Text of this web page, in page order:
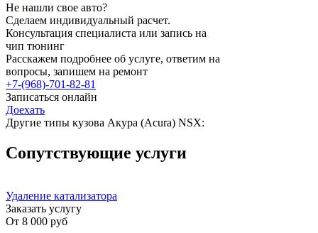
Не нашли свое авто?
Сделаем индивидуальный расчет.
Консультация специалиста или запись на
чип тюнинг
Расскажем подробнее об услуге, ответим на
вопросы, запишем на ремонт
+7-(968)-701-82-81
Записаться онлайн
Доехать
Другие типы кузова Акура (Acura) NSX:
Сопутствующие услуги
Удаление катализатора
Заказать услугу
От 8 000 руб